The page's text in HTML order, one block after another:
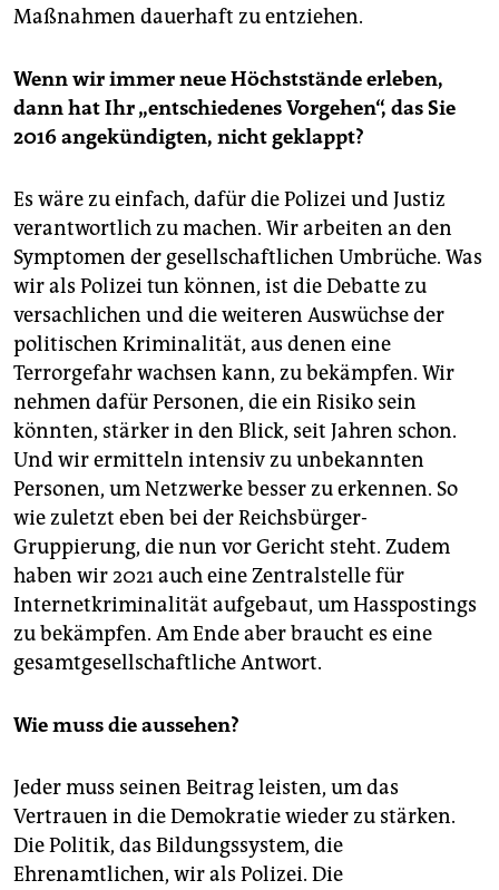
Maßnahmen dauerhaft zu entziehen.
Wenn wir immer neue Höchststände erleben,
dann hat Ihr „entschiedenes Vorgehen“, das Sie
2016 angekündigten, nicht geklappt?
Es wäre zu einfach, dafür die Polizei und Justiz
verantwortlich zu machen. Wir arbeiten an den
Symptomen der gesellschaftlichen Umbrüche. Was
wir als Polizei tun können, ist die Debatte zu
versachlichen und die weiteren Auswüchse der
politischen Kriminalität, aus denen eine
Terrorgefahr wachsen kann, zu bekämpfen. Wir
nehmen dafür Personen, die ein Risiko sein
könnten, stärker in den Blick, seit Jahren schon.
Und wir ermitteln intensiv zu unbekannten
Personen, um Netzwerke besser zu erkennen. So
wie zuletzt eben bei der Reichsbürger-
Gruppierung, die nun vor Gericht steht. Zudem
haben wir 2021 auch eine Zentralstelle für
Internetkriminalität aufgebaut, um Hasspostings
zu bekämpfen. Am Ende aber braucht es eine
gesamtgesellschaftliche Antwort.
Wie muss die aussehen?
Jeder muss seinen Beitrag leisten, um das
Vertrauen in die Demokratie wieder zu stärken.
Die Politik, das Bildungssystem, die
Ehrenamtlichen, wir als Polizei. Die